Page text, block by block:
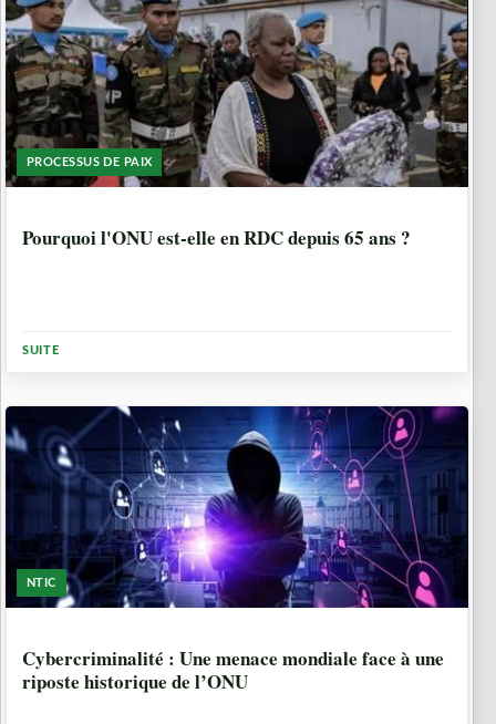
PROCESSUS DE PAIX
Pourquoi l'ONU est-elle en RDC depuis 65 ans ?
SUITE
NTIC
Cybercriminalité : Une menace mondiale face à une
riposte historique de l’ONU